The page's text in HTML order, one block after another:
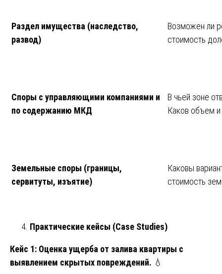
Раздел имущества (наследство,
развод)
Возможен ли
стоимость
Споры с управляющими компаниями и
по содержанию МКД
В чьей зоне
Каков объем
Земельные споры (границы,
сервитуты, изъятие)
Каковы
стоимость
Практические кейсы (Case Studies)
Кейс 1: Оценка ущерба от залива квартиры с
выявлением скрытых повреждений. 💧